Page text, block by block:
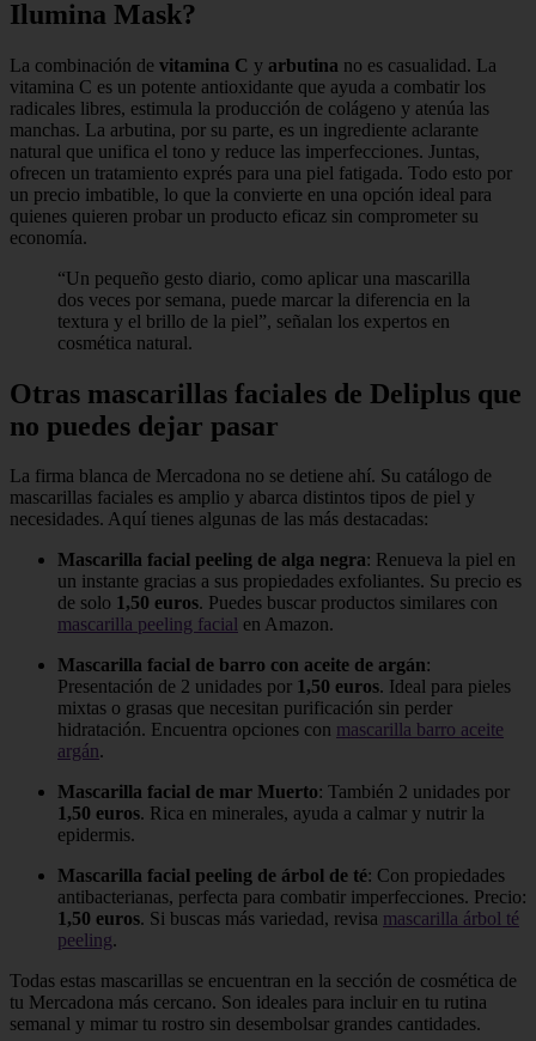
Ilumina Mask?
La combinación de vitamina C y arbutina no es casualidad. La
vitamina C es un potente antioxidante que ayuda a combatir los
radicales libres, estimula la producción de colágeno y atenúa las
manchas. La arbutina, por su parte, es un ingrediente aclarante
natural que unifica el tono y reduce las imperfecciones. Juntas,
ofrecen un tratamiento exprés para una piel fatigada. Todo esto por
un precio imbatible, lo que la convierte en una opción ideal para
quienes quieren probar un producto eficaz sin comprometer su
economía.
“Un pequeño gesto diario, como aplicar una mascarilla
dos veces por semana, puede marcar la diferencia en la
textura y el brillo de la piel”, señalan los expertos en
cosmética natural.
Otras mascarillas faciales de Deliplus que
no puedes dejar pasar
La firma blanca de Mercadona no se detiene ahí. Su catálogo de
mascarillas faciales es amplio y abarca distintos tipos de piel y
necesidades. Aquí tienes algunas de las más destacadas:
Mascarilla facial peeling de alga negra: Renueva la piel en
un instante gracias a sus propiedades exfoliantes. Su precio es
de solo 1,50 euros. Puedes buscar productos similares con
mascarilla peeling facial en Amazon.
Mascarilla facial de barro con aceite de argán:
Presentación de 2 unidades por 1,50 euros. Ideal para pieles
mixtas o grasas que necesitan purificación sin perder
hidratación. Encuentra opciones con mascarilla barro aceite
argán.
Mascarilla facial de mar Muerto: También 2 unidades por
1,50 euros. Rica en minerales, ayuda a calmar y nutrir la
epidermis.
Mascarilla facial peeling de árbol de té: Con propiedades
antibacterianas, perfecta para combatir imperfecciones. Precio:
1,50 euros. Si buscas más variedad, revisa mascarilla árbol té
peeling.
Todas estas mascarillas se encuentran en la sección de cosmética de
tu Mercadona más cercano. Son ideales para incluir en tu rutina
semanal y mimar tu rostro sin desembolsar grandes cantidades.